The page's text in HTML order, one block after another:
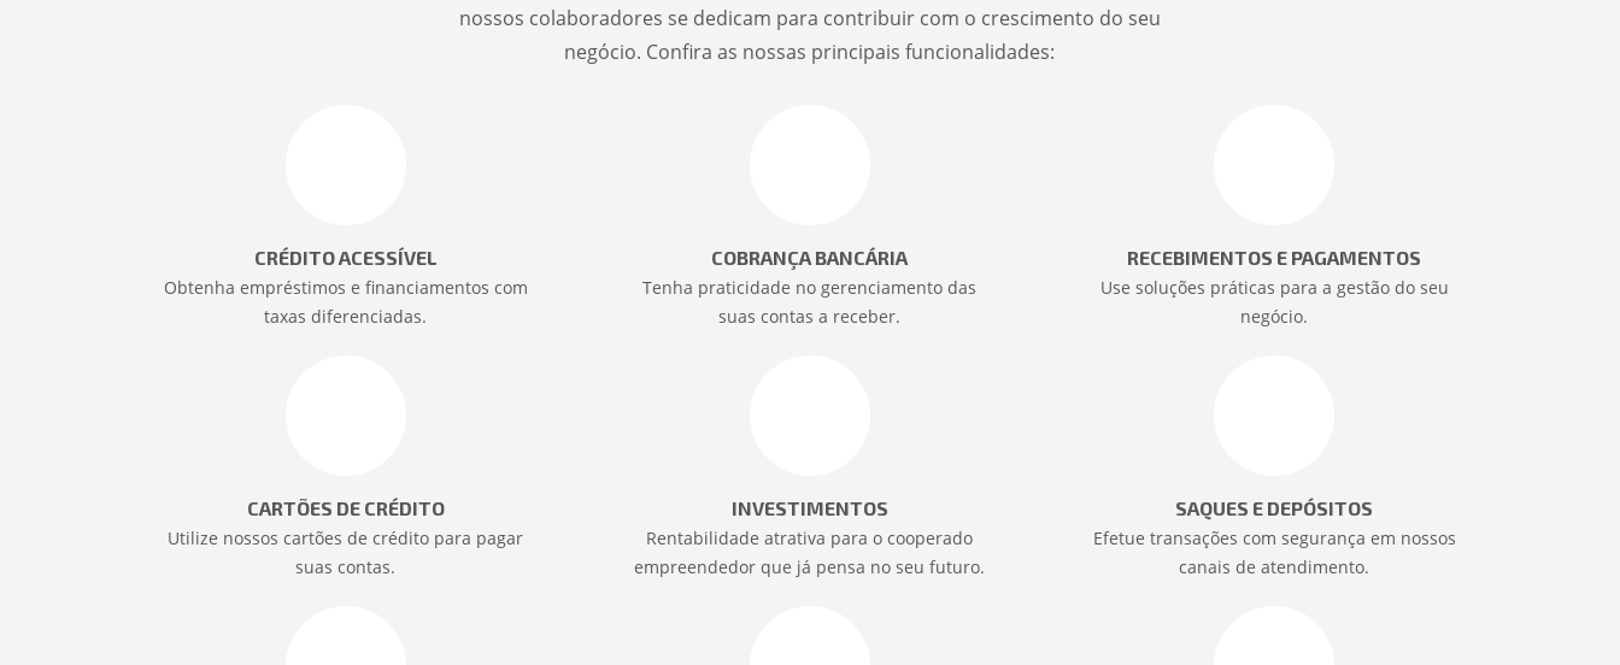
nossos colaboradores se dedicam para contribuir com o crescimento do seu
negócio. Confira as nossas principais funcionalidades:
CRÉDITO ACESSÍVEL
Obtenha empréstimos e financiamentos com
taxas diferenciadas.
COBRANÇA BANCÁRIA
Tenha praticidade no gerenciamento das
suas contas a receber.
RECEBIMENTOS E PAGAMENTOS
Use soluções práticas para a gestão do seu
negócio.
CARTÕES DE CRÉDITO
Utilize nossos cartões de crédito para pagar
suas contas.
INVESTIMENTOS
Rentabilidade atrativa para o cooperado
empreendedor que já pensa no seu futuro.
SAQUES E DEPÓSITOS
Efetue transações com segurança em nossos
canais de atendimento.